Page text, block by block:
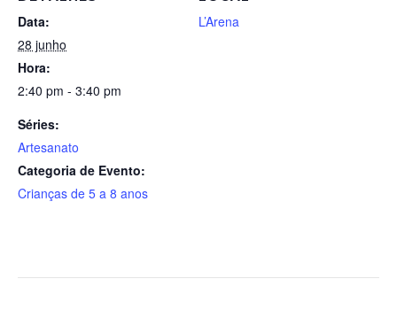
Data:
28 junho
Hora:
2:40 pm - 3:40 pm
Séries:
Artesanato
Categoria de Evento:
Crianças de 5 a 8 anos
L’Arena